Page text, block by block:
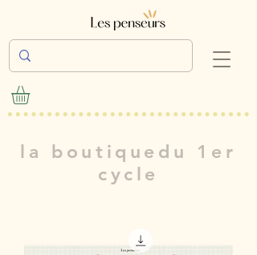
la boutiquedu 1er
cycle